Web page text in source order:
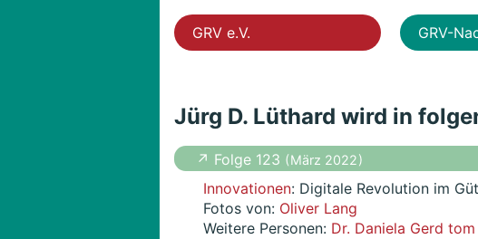
GRV e.V. GRV-
Jürg D. Lüthard wird in
↗ Folge 123 ( März 2022 )
Innovationen: Digitale Revolution im
Fotos von: Oliver Lang
Weitere Personen: Dr. Daniela Gerd